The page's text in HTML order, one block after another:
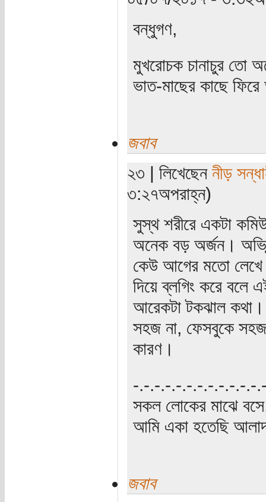
বন্ধুগণ,
মুখরোচক চানাচুর তো
ভাত-মাছের কাছে
জবাব
২৩ | লিখেছেন নীড়
৩:২৭অপরাহ্ন)
সুস্থ শরীরে একটা
অনেক বড় অর্জন।
কেউ আগের মতো লেখে
দিয়ে ব্লগিং করে বলে
আরেকটা টকঝাল কথা।
সহজ না, ফেসবুকে
কারণ।
‍‌-.-.-.-.-.-.-.-.-.-.-.-
সকল লোকের মাঝে
আমি একা হতেছি
জবাব